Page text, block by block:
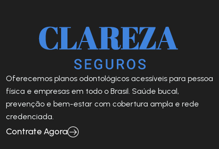
Oferecemos planos odontológicos acessíveis para pessoa
física e empresas em todo o Brasil. Saúde bucal,
prevenção e bem-estar com cobertura ampla e rede
credenciada.
Contrate Agora